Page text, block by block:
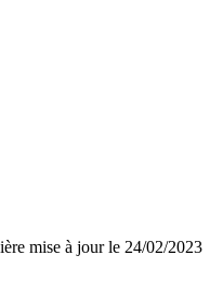
mise à jour le 24/02/2023